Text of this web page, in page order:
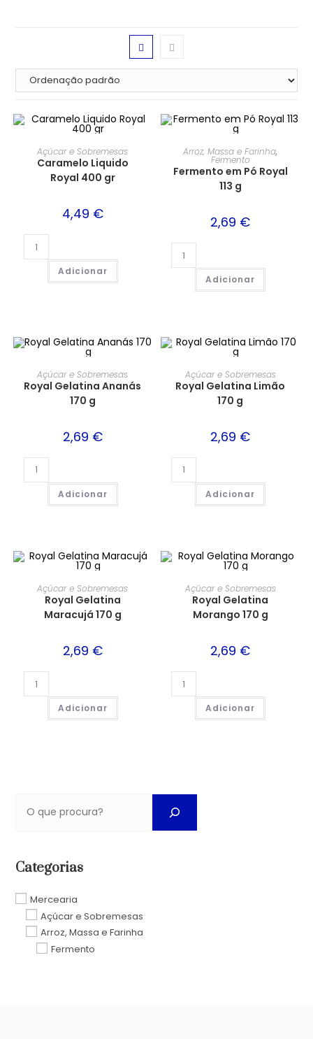
Açúcar e Sobremesas
Caramelo Liquido
Royal 400 gr
4,49 €
Adicionar
Arroz, Massa e Farinha,
Fermento
Fermento em Pó Royal
113 g
2,69 €
Adicionar
Açúcar e Sobremesas
Royal Gelatina Ananás
170 g
2,69 €
Adicionar
Açúcar e Sobremesas
Royal Gelatina Limão
170 g
2,69 €
Adicionar
Açúcar e Sobremesas
Royal Gelatina
Maracujá 170 g
2,69 €
Adicionar
Açúcar e Sobremesas
Royal Gelatina
Morango 170 g
2,69 €
Adicionar
Categorias
Mercearia
Açúcar e Sobremesas
Arroz, Massa e Farinha
Fermento